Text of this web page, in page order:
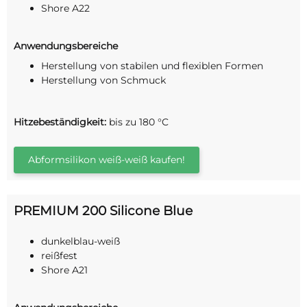
Shore A22
Anwendungsbereiche
Herstellung von stabilen und flexiblen Formen
Herstellung von Schmuck
Hitzebeständigkeit: bis zu 180 °C
Abformsilikon weiß-weiß kaufen!
PREMIUM 200 Silicone Blue
dunkelblau-weiß
reißfest
Shore A21